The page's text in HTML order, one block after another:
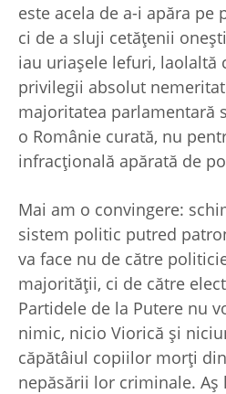
este acela de a-i apăra
ci de a sluji cetăţenii
iau uriaşele lefuri, laolaltă
privilegii absolut
majoritatea parlamentară
o Românie curată, nu
infracţională apărată de
Mai am o convingere:
sistem politic putred
va face nu de către
majorităţii, ci de către
Partidele de la Putere nu
nimic, nicio Viorică şi
căpătâiul copiilor morţi
nepăsării lor criminale. Aş